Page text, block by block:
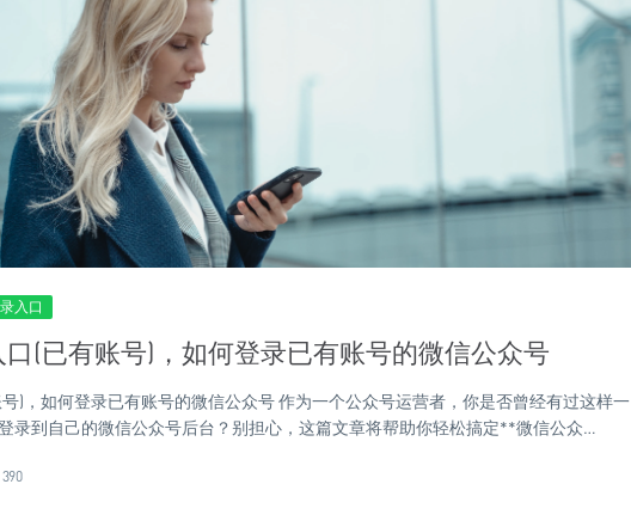
入口
(已有账号)，如何登录已有账号的微信公众号
)，如何登录已有账号的微信公众号 作为一个公众号运营者，你是否曾经有过这样一
录到自己的微信公众号后台？别担心，这篇文章将帮助你轻松搞定**微信公众…
390